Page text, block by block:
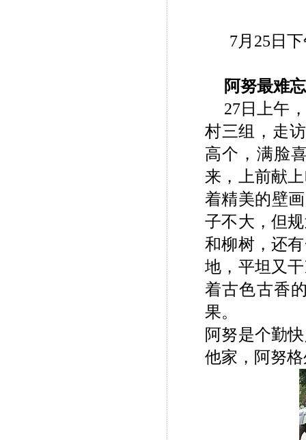
7月25日
阿努最难
27日上午
村三组，走
高个，满脸
来，上前献
着精美的壁
子不大，但
和柳树，还
地，平坦又
着古色古香
果。
阿努是个勤
他家，阿努